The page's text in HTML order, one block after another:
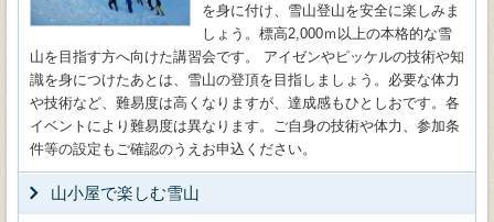
を身に付け、雪山登山を安全に楽しみま
しょう。標高2,000ｍ以上の本格的な雪
山を目指す方へ向けた講習会です。 アイゼンやピッケルの技術や知
識を身につけたあとは、雪山の登頂を目指しましょう。必要な体力
や技術など、難易度は高くなりますが、達成感もひとしおです。各
イベントにより難易度は異なります。ご自身の技術や体力、参加条
件等の設定もご確認のうえお申込ください。
山小屋で楽しむ雪山